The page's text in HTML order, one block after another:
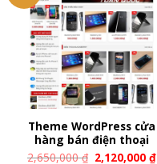
Theme WordPress cửa
hàng bán điện thoại
2,650,000₫ 2,120,000₫